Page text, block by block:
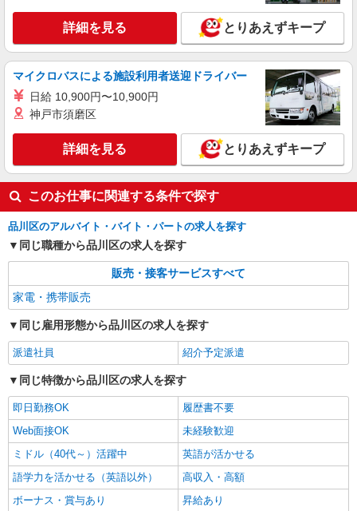
月給 210,000円 〜 280,000円 試用期間あり 3
ヶ月 ※経験・能力による 【試用期間】月給
210000 円 〜 280000 円
■ソフトバンク戸越銀座店 東京都 品川区 平塚
2丁目 17‐10 セゾン88 1F
キープ 詳細を見る
ソフトバンク武蔵小山パルム店
【店長職】ソフトバンクショップの携帯販売ス
タッフ
月給 265,000円 〜 375,000円 試用期間あり 3
ヶ月 月給25万円以上 ※経験・能力による 【試用
期間】月給 265000 円 〜 375000 円
■ ソフトバンク武蔵小山パルム店 東京都 品川
区 小山3丁目 21‐13武蔵小山パルムA棟
キープ 詳細を見る
詳細を見る とりあえずキープ
マイクロバスによる施設利用者送迎ドライバー
日給 10,900円〜10,900円
神戸市須磨区
詳細を見る とりあえずキープ
このお仕事に関連する条件で探す
品川区のアルバイト・バイト・パートの求人を探す
同じ職種から品川区の求人を探す
販売・接客サービスすべて
家電・携帯販売
同じ雇用形態から品川区の求人を探す
派遣社員 紹介予定派遣
同じ特徴から品川区の求人を探す
即日勤務OK
履歴書不要
Web面接OK
未経験歓迎
ミドル（40代～）活躍中
英語が活かせる
語学力を活かせる（英語以外）
高収入・高額
ボーナス・賞与あり
昇給あり